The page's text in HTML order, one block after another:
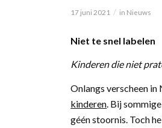
17 juni 2021 / in Nieuws
Niet te snel labelen
Kinderen die niet
Onlangs verscheen in
kinderen . Bij
géén stoornis. Toch